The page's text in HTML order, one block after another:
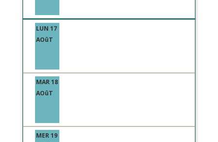
LUN 17
AOûT
MAR 18
AOûT
MER 19